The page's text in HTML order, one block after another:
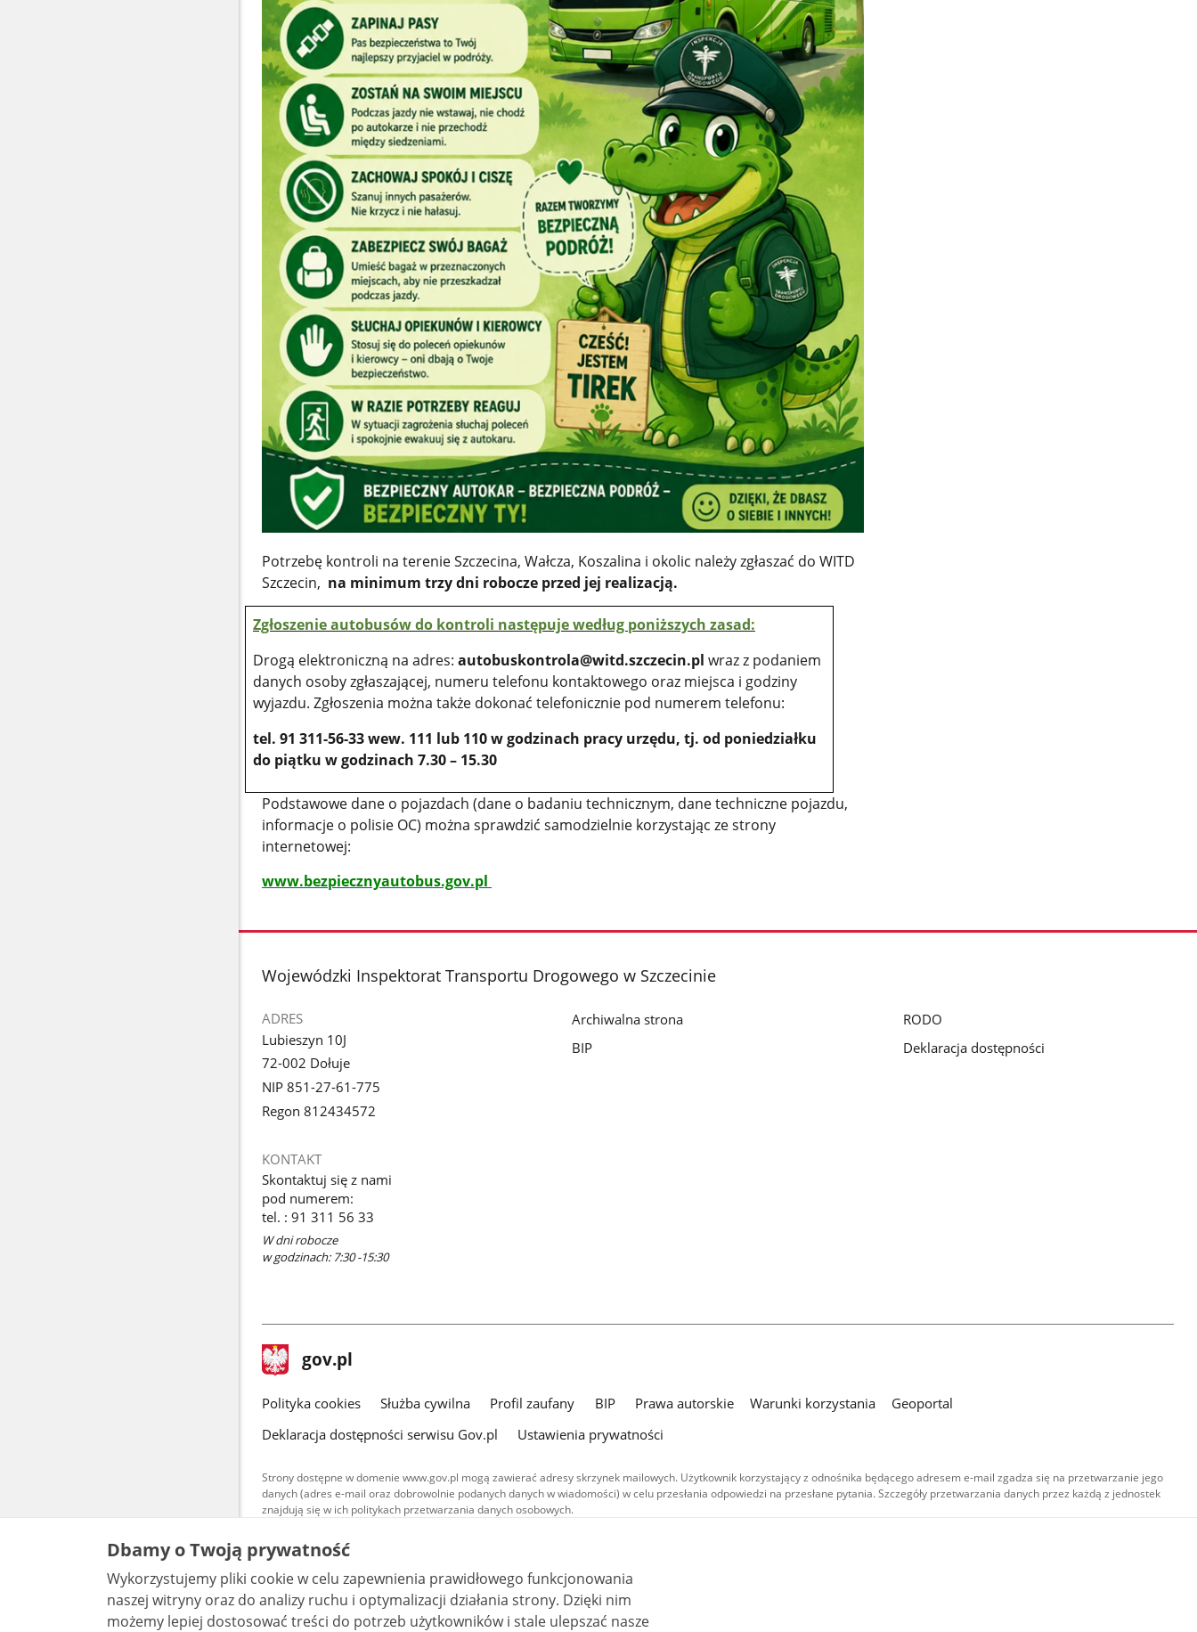
Potrzebę kontroli na terenie Szczecina, Wałcza, Koszalina i okolic należy zgłaszać do WITD
Szczecin, na minimum trzy dni robocze przed jej realizacją.
Zgłoszenie autobusów do kontroli następuje według poniższych zasad:
Drogą elektroniczną na adres: autobuskontrola@witd.szczecin.pl wraz z podaniem
danych osoby zgłaszającej, numeru telefonu kontaktowego oraz miejsca i godziny
wyjazdu. Zgłoszenia można także dokonać telefonicznie pod numerem telefonu:
tel. 91 311-56-33 wew. 111 lub 110 w godzinach pracy urzędu, tj. od poniedziałku
do piątku w godzinach 7.30 – 15.30
Podstawowe dane o pojazdach (dane o badaniu technicznym, dane techniczne pojazdu,
informacje o polisie OC) można sprawdzić samodzielnie korzystając ze strony
internetowej:
www.bezpiecznyautobus.gov.pl
stopka
Wojewódzki Inspektorat Transportu Drogowego w Szczecinie
ADRES
Lubieszyn 10J
72-002 Dołuje
NIP 851-27-61-775
Regon 812434572
KONTAKT
Skontaktuj się z nami
pod numerem:
tel. : 91 311 56 33
W dni robocze
w godzinach: 7:30 -15:30
Archiwalna strona
BIP
RODO
Deklaracja dostępności
stopka
gov.pl Strona
gov.pl
gov.pl
Polityka cookies Służba cywilna Profil zaufany BIP Prawa autorskie Warunki korzystania
Geoportal
Deklaracja dostępności serwisu Gov.pl
Ustawienia prywatności
Strony dostępne w domenie www.gov.pl mogą zawierać adresy skrzynek mailowych. Użytkownik korzystający z odnośnika będącego adresem e-mail zgadza się na przetwarzanie jego
danych (adres e-mail oraz dobrowolnie podanych danych w wiadomości) w celu przesłania odpowiedzi na przesłane pytania. Szczegóły przetwarzania danych przez każdą z jednostek
znajdują się w ich politykach przetwarzania danych osobowych.
Treści tekstowe publikowane w serwisie (z wyłączeniem treści audiowizualnych), są
udostępniane na licencji typu Creative Commons: uznanie autorstwa - na tych samych
warunkach 4.0 (CC BY-SA 4.0). Materiały audiowizualne, w tym zdjęcia, materiały audio i wideo,
są udostępniane na licencji typu Creative Commons: uznanie autorstwa użycie niekomercyjne -
bez utworów zależnych 4.0 (CC BY-NC-ND 4.0), o ile nie jest to stwierdzone inaczej.
Dbamy o Twoją prywatność
Wykorzystujemy pliki cookie w celu zapewnienia prawidłowego funkcjonowania
naszej witryny oraz do analizy ruchu i optymalizacji działania strony. Dzięki nim
możemy lepiej dostosować treści do potrzeb użytkowników i stale ulepszać nasze